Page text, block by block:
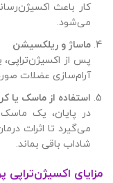
کار باعث
می‌شود.
ماساژ و ریلکسیشن
پس از
آرام‌سازی عضلات
استفاده از ماسک یا
در پایان، یک
می‌گیرد تا اثرات
شاداب باقی بماند.
مزایای